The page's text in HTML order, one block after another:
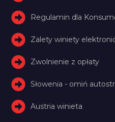
Regulamin dla
Zalety winiety
Zwolnienie z opłaty
Słowenia - omiń
Austria winieta